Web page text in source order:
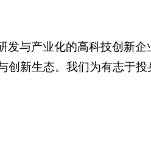
发与产业化的高科技创新企
创新生态。我们为有志于投